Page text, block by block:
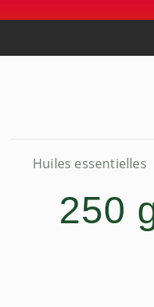
Huiles essentielles
250